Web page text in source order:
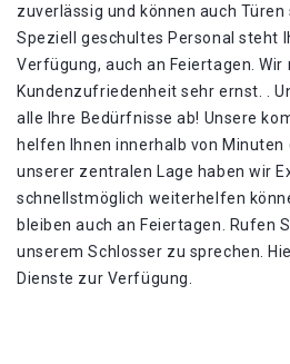
zuverlässig und können auch Türen
Speziell geschultes Personal steht
Verfügung, auch an Feiertagen. Wir
Kundenzufriedenheit sehr ernst. .
alle Ihre Bedürfnisse ab! Unsere
helfen Ihnen innerhalb von
unserer zentralen Lage haben wir
schnellstmöglich weiterhelfen
bleiben auch an Feiertagen. Rufen
unserem Schlosser zu sprechen.
Dienste zur Verfügung.